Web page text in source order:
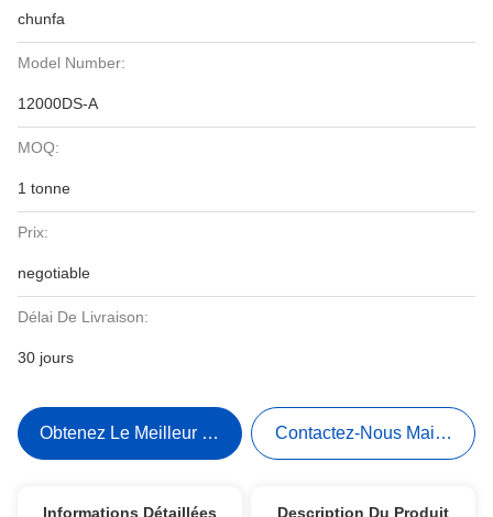
chunfa
Model Number:
12000DS-A
MOQ:
1 tonne
Prix:
negotiable
Délai De Livraison:
30 jours
Obtenez Le Meilleur Prix Contactez-Nous Maintenant
Informations Détaillées Description Du Produit